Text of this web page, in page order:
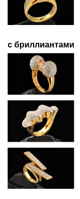
с бриллиантами